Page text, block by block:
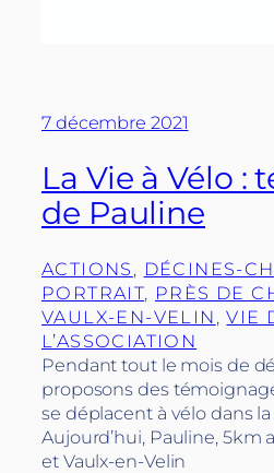
7 décembre 2021
La Vie à Vélo :
de Pauline
ACTIONS , DÉCINES-
PORTRAIT, PRÈS DE
VAULX-EN-VELIN , VIE
L’ASSOCIATION
Pendant tout le mois de
proposons des
se déplacent à vélo dans
Aujourd’hui, Pauline, 5km
et Vaulx-en-Velin